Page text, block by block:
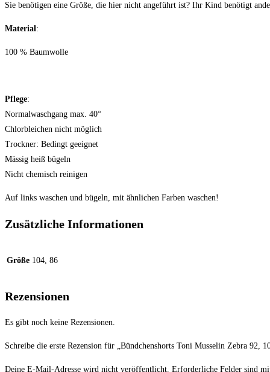
Sie benötigen eine Größe, die hier nicht angeführt ist? Ihr Kind benötigt
Material:
100 % Baumwolle
Pflege:
Normalwaschgang max. 40°
Chlorbleichen nicht möglich
Trockner: Bedingt geeignet
Mässig heiß bügeln
Nicht chemisch reinigen
Auf links waschen und bügeln, mit ähnlichen Farben waschen!
Zusätzliche Informationen
Größe 104, 86
Rezensionen
Es gibt noch keine Rezensionen.
Schreibe die erste Rezension für „Bündchenshorts Toni Musselin Zebra 92,
Deine E-Mail-Adresse wird nicht veröffentlicht. Erforderliche Felder sind